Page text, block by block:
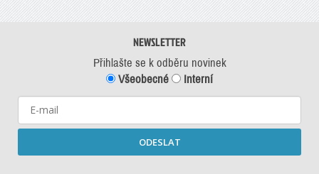
NEWSLETTER
Přihlašte se k odběru novinek
Všeobecné
Interní
ODESLAT